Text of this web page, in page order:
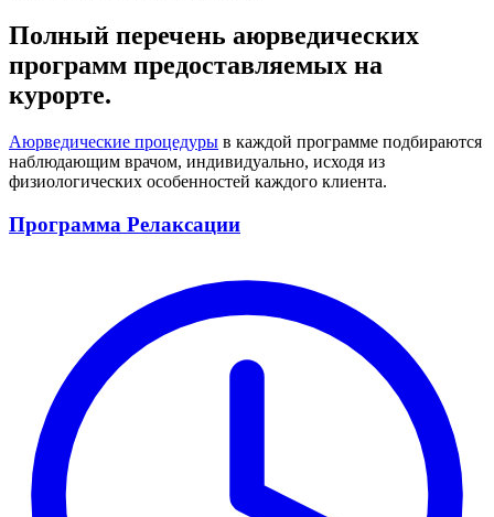
Полный перечень аюрведических
программ предоставляемых на
курорте.
Аюрведические процедуры в каждой программе подбираются
наблюдающим врачом, индивидуально, исходя из
физиологических особенностей каждого клиента.
Программа Релаксации